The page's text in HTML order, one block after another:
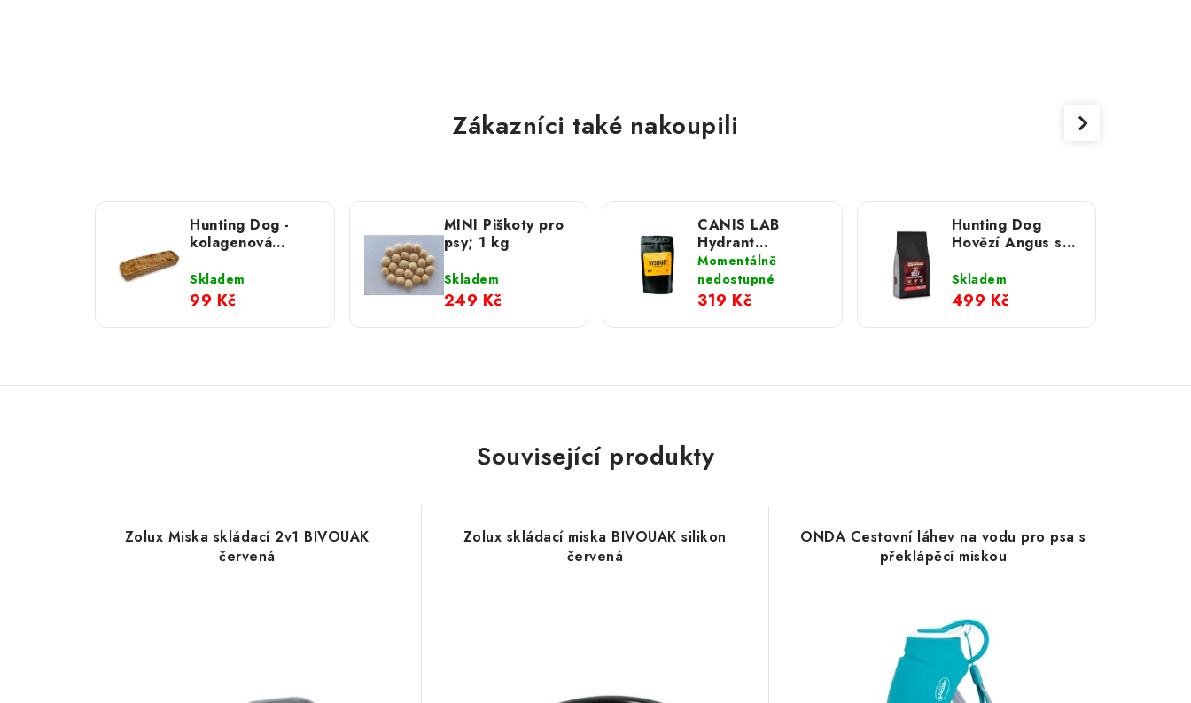
Zákazníci také nakoupili
Hunting Dog -
kolagenová
Skladem
99 Kč
MINI Piškoty pro
psy; 1 kg
Skladem
249 Kč
CANIS LAB
Hydrant
hydratační
iontový nápoj pro
psy; 200 g
Momentálně
nedostupné
319 Kč
Hunting Dog
Hovězí Angus s
štěňata; 2 kg
Skladem
499 Kč
Související produkty
Zolux Miska skládací 2v1 BIVOUAK
červená
Zolux skládací miska BIVOUAK silikon
červená
ONDA Cestovní láhev na vodu pro psa s
překlápěcí miskou